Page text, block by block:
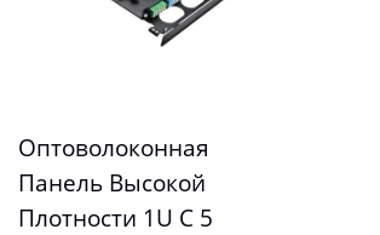
Оптоволоконная
Панель Высокой
Плотности 1U С 5